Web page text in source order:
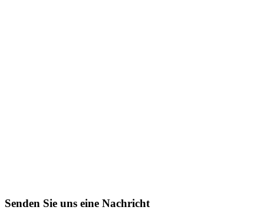
Senden Sie uns eine Nachricht